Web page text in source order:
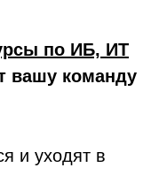
по ИБ, ИТ
вашу команду
и уходят в